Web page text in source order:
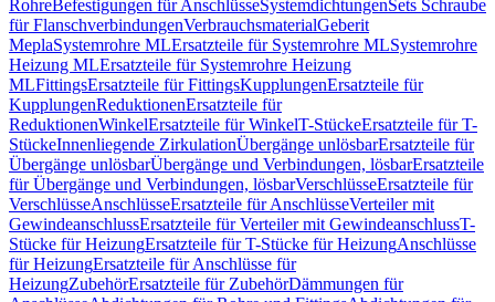
RohreBefestigungen für AnschlüsseSystemdichtungenSets Schraube
für FlanschverbindungenVerbrauchsmaterialGeberit
MeplaSystemrohre MLErsatzteile für Systemrohre MLSystemrohre
Heizung MLErsatzteile für Systemrohre Heizung
MLFittingsErsatzteile für FittingsKupplungenErsatzteile für
KupplungenReduktionenErsatzteile für
ReduktionenWinkelErsatzteile für WinkelT-StückeErsatzteile für T-
StückeInnenliegende ZirkulationÜbergänge unlösbarErsatzteile für
Übergänge unlösbarÜbergänge und Verbindungen, lösbarErsatzteile
für Übergänge und Verbindungen, lösbarVerschlüsseErsatzteile für
VerschlüsseAnschlüsseErsatzteile für AnschlüsseVerteiler mit
GewindeanschlussErsatzteile für Verteiler mit GewindeanschlussT-
Stücke für HeizungErsatzteile für T-Stücke für HeizungAnschlüsse
für HeizungErsatzteile für Anschlüsse für
HeizungZubehörErsatzteile für ZubehörDämmungen für